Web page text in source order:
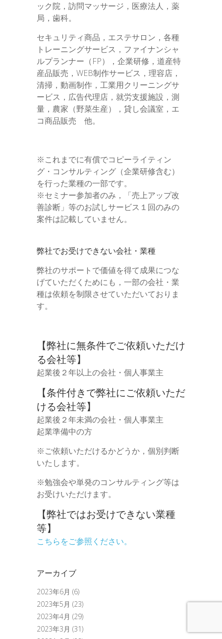
ック院，訪問マッサージ，医療法人，薬
局，歯科。
セキュリティ商品，エステサロン，各種
トレーニングサービス，ファイナンシャ
ルプランナー（FP），企業研修，道産特
産品販売，WEB制作サービス，理容店，
清掃，動画制作，工業用クリーニングサ
ービス，広告代理店，就労支援施設，測
量，農家（野菜生産），貸し会議室，エ
コ商品販売 他。
※これまでに有償でコピーライティン
グ・コンサルティング（企業研修含む）
を行った業種の一部です。
※セミナー参加者のみ，「売上アップ改
善診断」等のお試しサービス１回のみの
案件は記載していません。
弊社でお受けできない会社・業種
弊社のサポートで価値を得て成果につな
げていただくためにも，一部の会社・業
種は依頼を制限させていただいておりま
す。
【弊社に無条件でご依頼いただけ
る会社等】
起業後２年以上の会社・個人事業主
【条件付きで弊社にご依頼いただ
ける会社等】
起業後２年未満の会社・個人事業主
起業準備中の方
※ご依頼いただけるかどうか，個別判断
いたします。
※勉強会や単発のコンサルティング等は
お受けいただけます。
【弊社ではお受けできない業種
等】
こちらをご参照ください。
アーカイブ
2023年6月 (6)
2023年5月 (23)
2023年4月 (29)
2023年3月 (31)